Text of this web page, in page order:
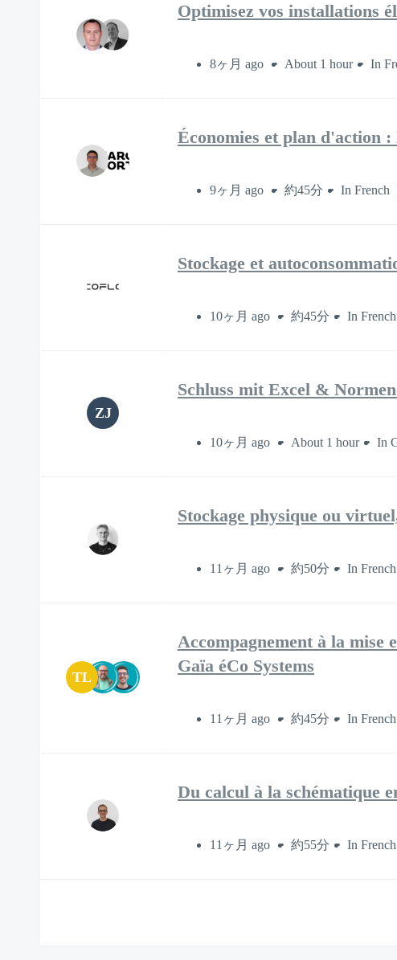
Optimisez vos installations
8ヶ月 ago About 1 hour In
Économies et plan d'action
9ヶ月 ago 約45分 In French
Stockage et
10ヶ月 ago 約45分 In French
ZJ
Schluss mit Excel &
10ヶ月 ago About 1 hour In
Stockage physique ou
11ヶ月 ago 約50分 In French
TL
Accompagnement à la mise
Gaïa éCo Systems
11ヶ月 ago 約45分 In French
Du calcul à la schématique
11ヶ月 ago 約55分 In French